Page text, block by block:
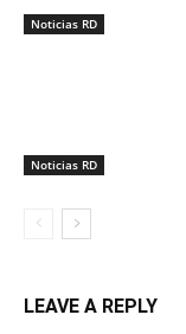
Noticias RD
Noticias RD
LEAVE A REPLY